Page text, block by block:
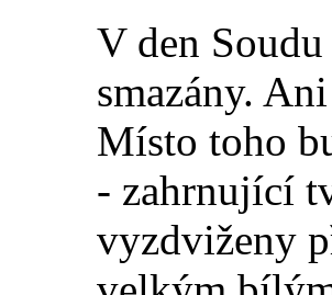
V den
smazány.
Místo toho
- zahrnující
vyzdviženy